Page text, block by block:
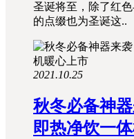
圣诞将至，除了红
的点缀也为圣诞这..
2021.10.25
秋冬必备神
即热净饮一